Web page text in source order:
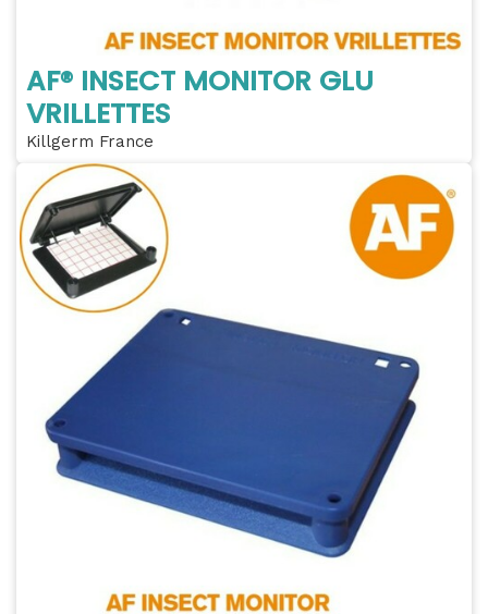
AF® INSECT MONITOR GLU
VRILLETTES
Killgerm France